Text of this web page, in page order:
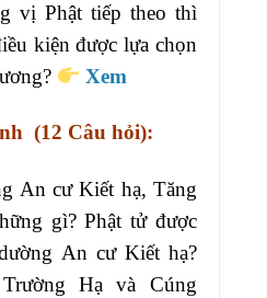
vị Phật tiếp theo thì
kiện được lựa chọn
Xem
(12 Câu hỏi):
An cư Kiết hạ, Tăng
gì? Phật tử được
An cư Kiết hạ?
Hạ và Cúng